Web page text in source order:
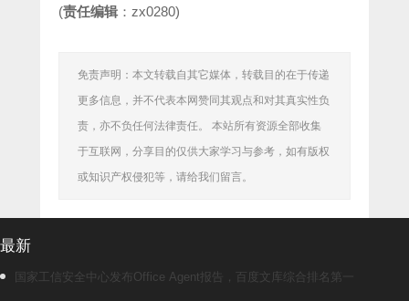
(责任编辑 ：zx0280)
免责声明：本文转载自其它媒体，转载目的在于传递
更多信息，并不代表本网赞同其观点和对其真实性负
责，亦不负任何法律责任。 本站所有资源全部收集
于互联网，分享目的仅供大家学习与参考，如有版权
或知识产权侵犯等，请给我们留言。
最新
国家工信安全中心发布Office Agent报告，百度文库综合排名第一